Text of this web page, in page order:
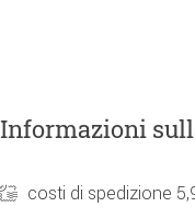
Informazioni
costi di spedizione